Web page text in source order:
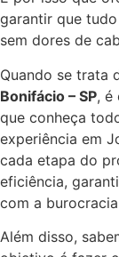
garantir que
sem dores de
Quando se trata
Bonifácio – SP, é
que conheça
experiência em
cada etapa do
eficiência,
com a
Além disso,